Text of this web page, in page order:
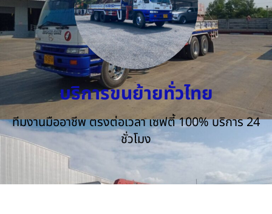
บริการขนย้ายทั่วไทย
ทีมงานมืออาชีพ ตรงต่อเวลา เซฟตี้ 100% บริการ 24
ชั่วโมง